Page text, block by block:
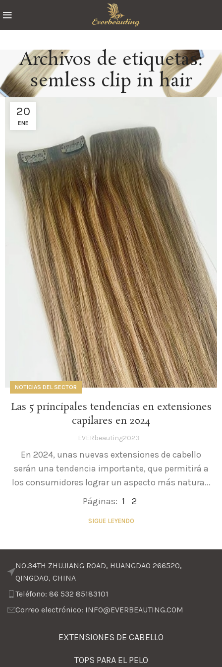
Archivos de etiquetas:
semless clip in hair
20
ENE
NOTICIAS DEL SECTOR
Las 5 principales tendencias en extensiones
capilares en 2024
EVERbeauting2023
En 2024, unas nuevas extensiones de cabello
serán una tendencia importante, que permitirá a
los consumidores lograr un aspecto más natura...
Páginas: 1 2
SIGUE LEYENDO
NO.34TH ZHUJIANG ROAD, HUANGDAO 266520,
QINGDAO, CHINA
Teléfono: 86 532 85183101
Correo electrónico: INFO@EVERBEAUTING.COM
EXTENSIONES DE CABELLO
TOPS PARA EL PELO